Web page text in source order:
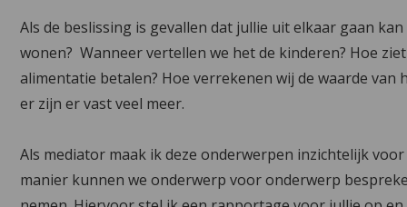
Als de beslissing is gevallen dat jullie uit elkaar gaan
wonen? Wanneer vertellen we het de kinderen? Hoe
alimentatie betalen? Hoe verrekenen wij de waarde
er zijn er vast veel meer.
Als mediator maak ik deze onderwerpen inzichtelijk
manier kunnen we onderwerp voor onderwerp